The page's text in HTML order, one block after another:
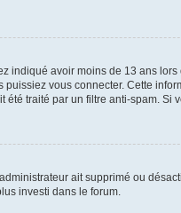
indiqué avoir moins de 13 ans
vous connecter. Cette
traité par un filtre anti-spam. Si
ait supprimé ou
investi dans le forum.